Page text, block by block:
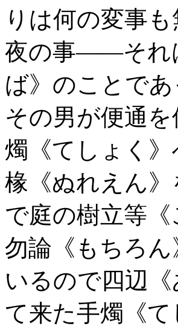
りは何の変事
夜の事――それ
ば》のことで
その男が便通
燭《てしょく
椽《ぬれえん
で庭の樹立等
勿論《もちろ
いるので四辺
て来た手燭《